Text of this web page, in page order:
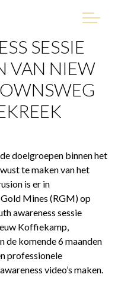
in the Mining
on Artisanal and Small-
- EMSAGS Project
SESSIE
VAN NIEW
doelgroepen binnen het
te maken van het
is er in
Mines (RGM) op
awareness sessie
Koffiekamp,
de komende 6 maanden
professionele
video’s maken.